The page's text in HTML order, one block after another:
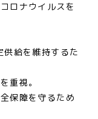
ロナウイルスを
給を維持するた
重視。
保障を守るため